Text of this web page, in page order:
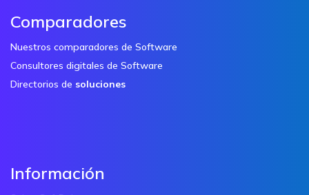
Comparadores
Nuestros comparadores de Software
Consultores digitales de Software
Directorios de soluciones
Información